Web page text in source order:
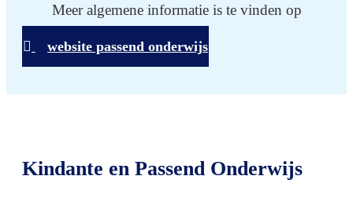
Meer algemene informatie is te vinden op
website passend onderwijs
Kindante en Passend Onderwijs